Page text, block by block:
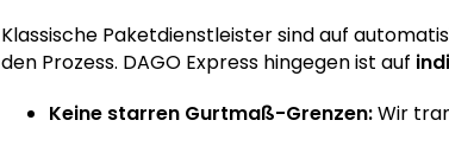
Klassische Paketdienstleister sind auf
den Prozess. DAGO Express hingegen ist auf
Keine starren Gurtmaß-Grenzen:Wir